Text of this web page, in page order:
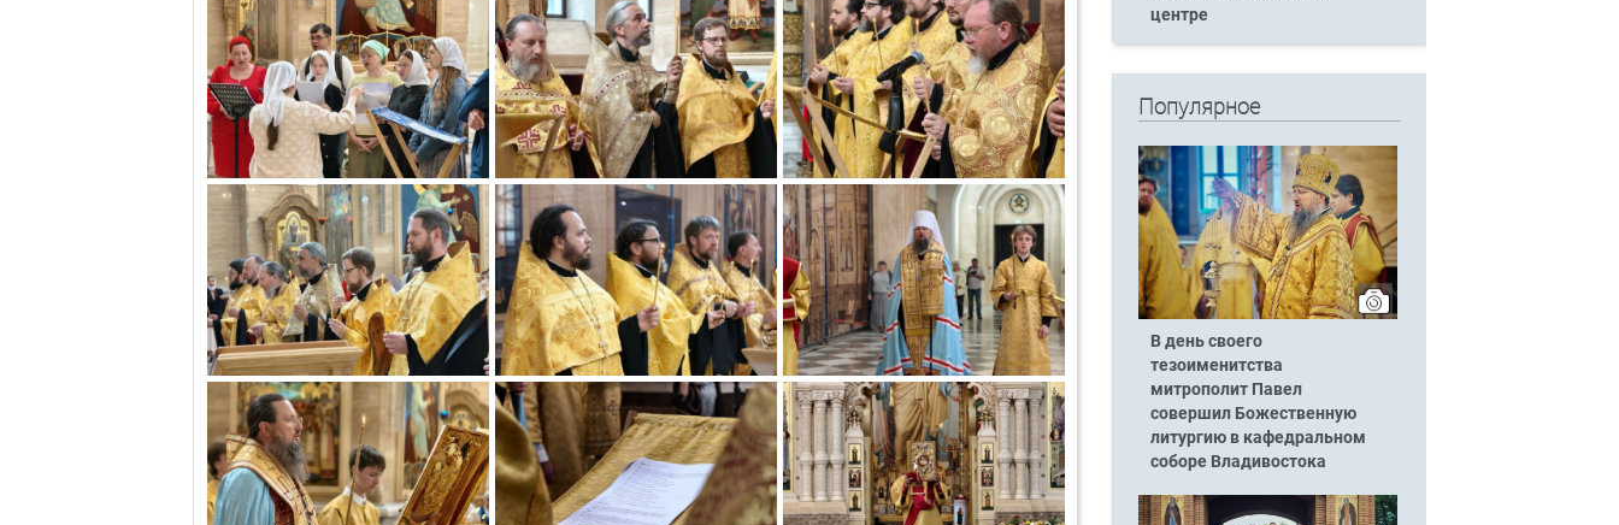
центре
Популярное
В день своего
тезоименитства
митрополит Павел
совершил Божественную
литургию в кафедральном
соборе Владивостока